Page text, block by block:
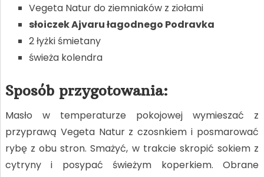
Vegeta Natur do ziemniaków z ziołami
słoiczek Ajvaru łagodnego Podravka
2 łyżki śmietany
świeża kolendra
Sposób przygotowania:
Masło w temperaturze pokojowej wymieszać z
przyprawą Vegeta Natur z czosnkiem i posmarować
rybę z obu stron. Smażyć, w trakcie skropić sokiem z
cytryny i posypać świeżym koperkiem. Obrane